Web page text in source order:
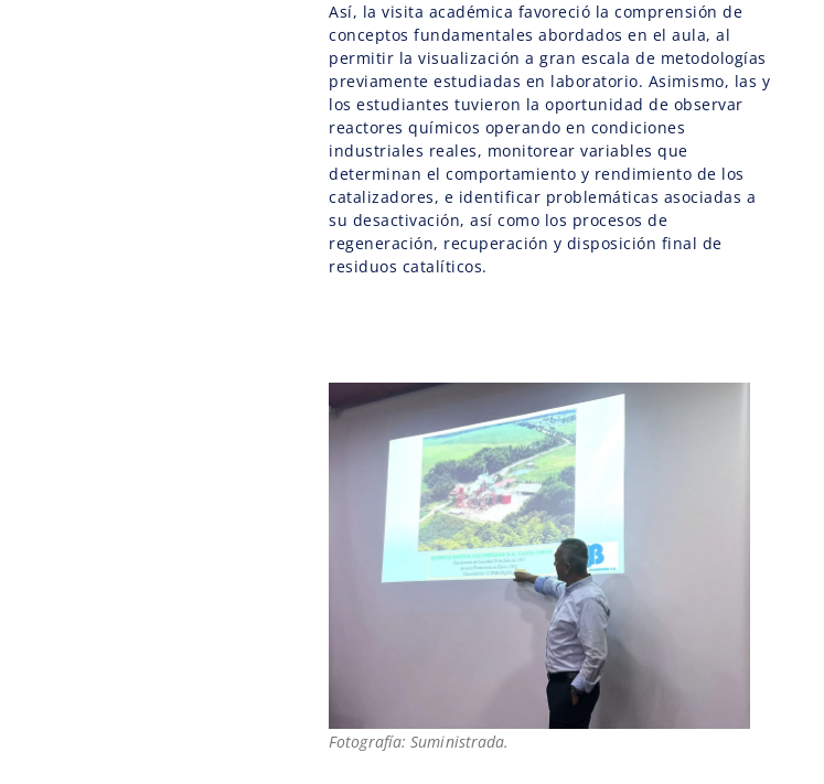
Así, la visita académica favoreció la comprensión de
conceptos fundamentales abordados en el aula, al
permitir la visualización a gran escala de metodologías
previamente estudiadas en laboratorio. Asimismo, las y
los estudiantes tuvieron la oportunidad de observar
reactores químicos operando en condiciones
industriales reales, monitorear variables que
determinan el comportamiento y rendimiento de los
catalizadores, e identificar problemáticas asociadas a
su desactivación, así como los procesos de
regeneración, recuperación y disposición final de
residuos catalíticos.
Fotografía: Suministrada.